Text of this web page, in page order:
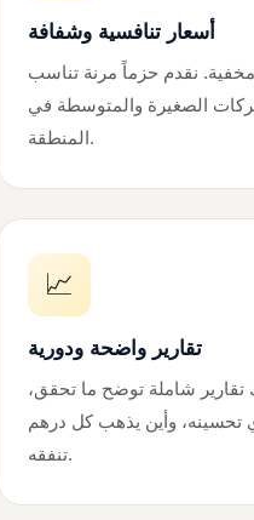
أسعار تنافسية وشفافة
نقدم حزماً مرنة تناسب
الصغيرة والمتوسطة في
المنطقة.
📈
تقارير واضحة ودورية
شاملة توضح ما تحقق،
تحسينه، وأين يذهب كل درهم
تنفقه.